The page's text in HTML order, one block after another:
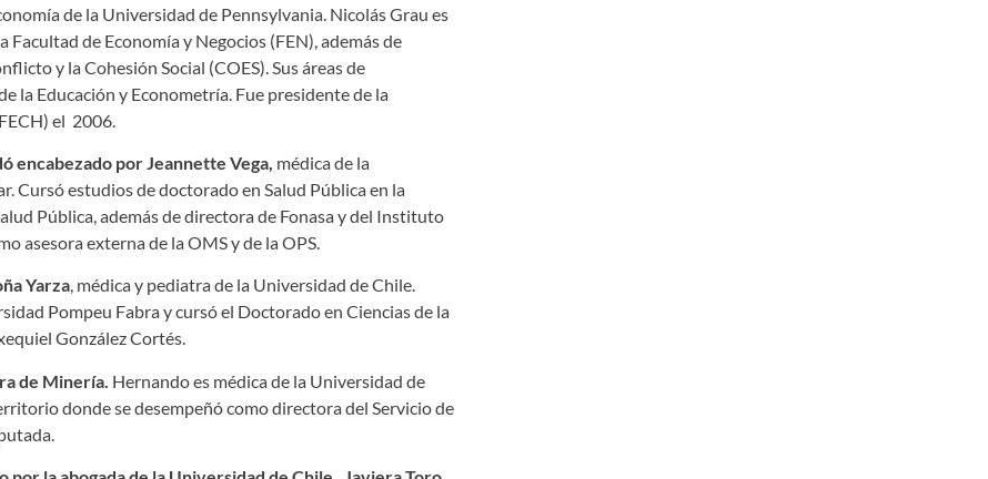
de la Universidad de Pennsylvania. Nicolás Grau es
de Economía y Negocios (FEN), además de
y la Cohesión Social (COES). Sus áreas de
la Educación y Econometría. Fue presidente de la
el 2006.
encabezado porJeannette Vega, médica de la
Cursó estudios de doctorado en Salud Pública en la
Pública, además de directora de Fonasa y del Instituto
asesora externa de la OMS y de la OPS.
Yarza, médica y pediatra de la Universidad de Chile.
Pompeu Fabra y cursó el Doctorado en Ciencias de la
González Cortés.
de Minería. Hernando es médica de la Universidad de
donde se desempeñó como directora del Servicio de